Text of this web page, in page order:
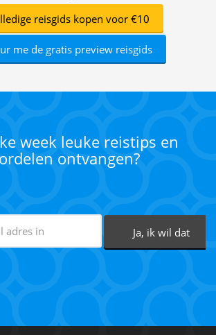
reisgids kopen voor €10
me de gratis preview reisgids
week leuke reistips en
ontvangen?